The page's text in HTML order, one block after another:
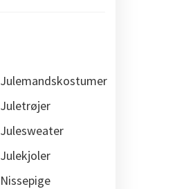
Julemandskostumer
Juletrøjer
Julesweater
Julekjoler
Nissepige